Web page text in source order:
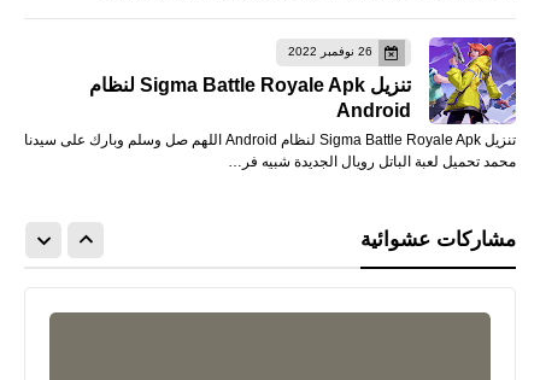
26 نوفمبر 2022
تنزيل Sigma Battle Royale Apk لنظام
Android
تنزيل Sigma Battle Royale Apk لنظام Android اللهم صل وسلم وبارك على سيدنا
محمد تحميل لعبة الباتل رويال الجديدة شبيه فر…
مشاركات عشوائية